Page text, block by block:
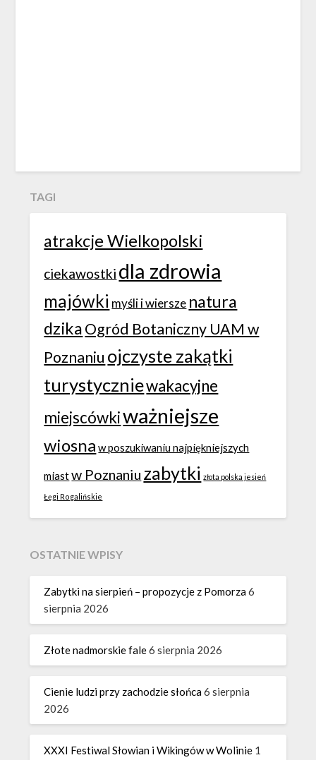
TAGI
atrakcje Wielkopolski
ciekawostki dla zdrowia
majówki myśli i wiersze natura
dzikaOgród Botaniczny UAM w
Poznaniu ojczyste zakątki
turystyczniewakacyjne
miejscówkiważniejsze
wiosna w poszukiwaniu najpiękniejszych
miastw Poznaniu zabytki złota polska jesień
Łęgi Rogalińskie
OSTATNIE WPISY
Zabytki na sierpień – propozycje z Pomorza6
sierpnia 2026
Złote nadmorskie fale6 sierpnia 2026
Cienie ludzi przy zachodzie słońca6 sierpnia
2026
XXXI Festiwal Słowian i Wikingów w Wolinie 1